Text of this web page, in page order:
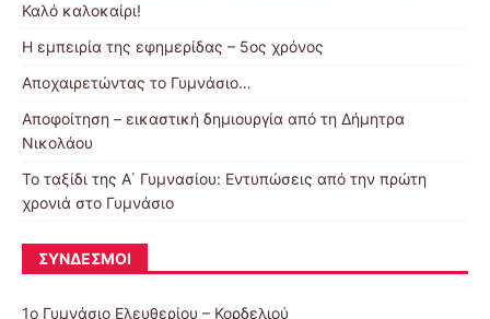
Καλό καλοκαίρι!
Η εμπειρία της εφημερίδας – 5ος χρόνος
Αποχαιρετώντας το Γυμνάσιο…
Αποφοίτηση – εικαστική δημιουργία από τη Δήμητρα
Νικολάου
Το ταξίδι της Α΄ Γυμνασίου: Εντυπώσεις από την πρώτη
χρονιά στο Γυμνάσιο
ΣΎΝΔΕΣΜΟΙ
1ο Γυμνάσιο Ελευθερίου – Κορδελιού